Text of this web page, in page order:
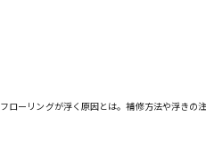
フローリングが浮く原因とは。補修方法や浮きの